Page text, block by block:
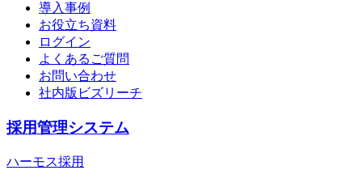
導入事例
お役立ち資料
ログイン
よくあるご質問
お問い合わせ
社内版ビズリーチ
採用管理システム
ハーモス採用